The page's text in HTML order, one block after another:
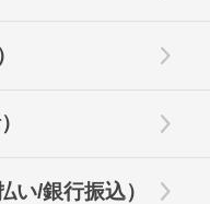
い/銀行振込）